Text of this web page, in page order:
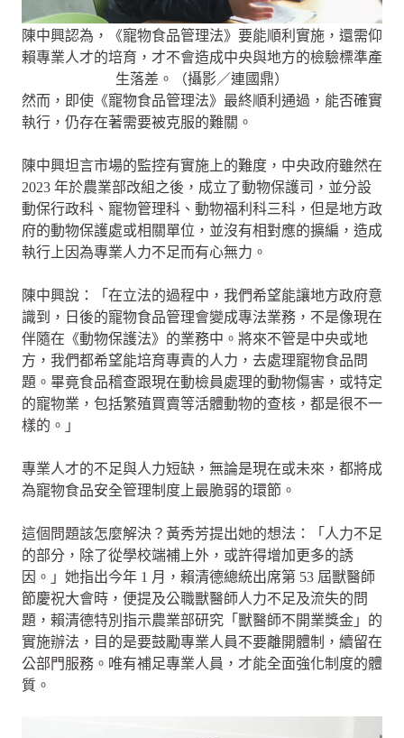
陳中興認為，《寵物食品管理法》要能順利實施，還需仰
賴專業人才的培育，才不會造成中央與地方的檢驗標準產
生落差。（攝影／連國鼎）
然而，即使《寵物食品管理法》最終順利通過，能否確實
執行，仍存在著需要被克服的難關。
陳中興坦言市場的監控有實施上的難度，中央政府雖然在
2023 年於農業部改組之後，成立了動物保護司，並分設
動保行政科、寵物管理科、動物福利科三科，但是地方政
府的動物保護處或相關單位，並沒有相對應的擴編，造成
執行上因為專業人力不足而有心無力。
陳中興說：「在立法的過程中，我們希望能讓地方政府意
識到，日後的寵物食品管理會變成專法業務，不是像現在
伴隨在《動物保護法》的業務中。將來不管是中央或地
方，我們都希望能培育專責的人力，去處理寵物食品問
題。畢竟食品稽查跟現在動檢員處理的動物傷害，或特定
的寵物業，包括繁殖買賣等活體動物的查核，都是很不一
樣的。」
專業人才的不足與人力短缺，無論是現在或未來，都將成
為寵物食品安全管理制度上最脆弱的環節。
這個問題該怎麼解決？黃秀芳提出她的想法：「人力不足
的部分，除了從學校端補上外，或許得增加更多的誘
因。」她指出今年 1 月，賴清德總統出席第 53 屆獸醫師
節慶祝大會時，便提及公職獸醫師人力不足及流失的問
題，賴清德特別指示農業部研究「獸醫師不開業獎金」的
實施辦法，目的是要鼓勵專業人員不要離開體制，續留在
公部門服務。唯有補足專業人員，才能全面強化制度的體
質。